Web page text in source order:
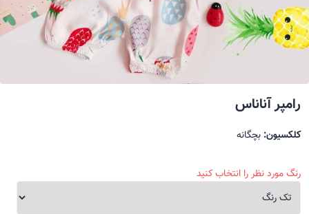
رامپر آناناس
کلکسیون: بچگانه
رنگ مورد نظر را انتخاب کنید